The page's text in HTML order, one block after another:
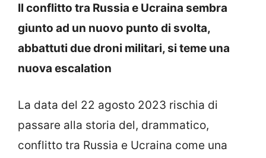
Il conflitto tra Russia e Ucraina sembra
giunto ad un nuovo punto di svolta,
abbattuti due droni militari, si teme una
nuova escalation
La data del 22 agosto 2023 rischia di
passare alla storia del, drammatico,
conflitto tra Russia e Ucraina come una